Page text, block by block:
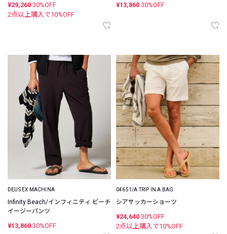
¥29,260 30%OFF
2点以上購入で10%OFF
¥13,860 30%OFF
DEUS EX MACHINA
Infinity Beach/インフィニティ ビーチ
イージーパンツ
¥13,860 30%OFF
04651/A TRIP IN A BAG
シアサッカーショーツ
¥24,640 30%OFF
2点以上購入で10%OFF